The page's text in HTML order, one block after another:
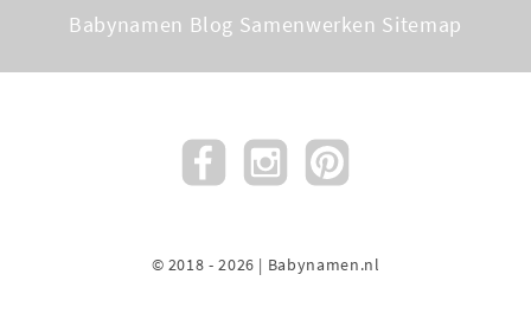
Babynamen Blog Samenwerken Sitemap
© 2018 - 2026 | Babynamen.nl